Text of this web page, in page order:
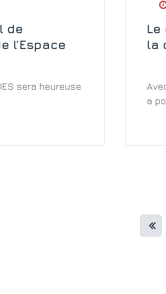
de
l’Espace
sera heureuse
Le
la
a